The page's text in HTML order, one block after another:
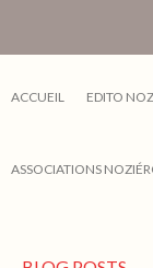
ACCUEIL EDITO
ASSOCIATIONS